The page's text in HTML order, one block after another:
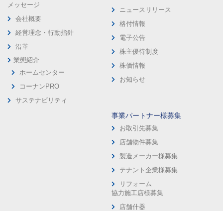
メッセージ
会社概要
経営理念・行動指針
沿革
業態紹介
ホームセンター
コーナンPRO
サステナビリティ
ニュースリリース
格付情報
電子公告
株主優待制度
株価情報
お知らせ
事業パートナー様募集
お取引先募集
店舗物件募集
製造メーカー様募集
テナント企業様募集
リフォーム
協力施工店様募集
店舗什器